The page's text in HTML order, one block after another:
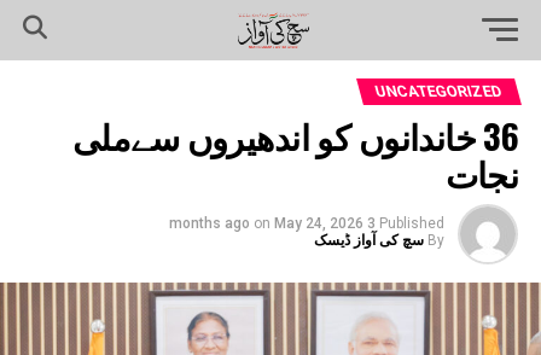
UNCATEGORIZED
36 خاندانوں کو اندھیروں سےملی
نجات
Published
3 months ago
on May 24, 2026
By سچ کی آواز ڈیسک